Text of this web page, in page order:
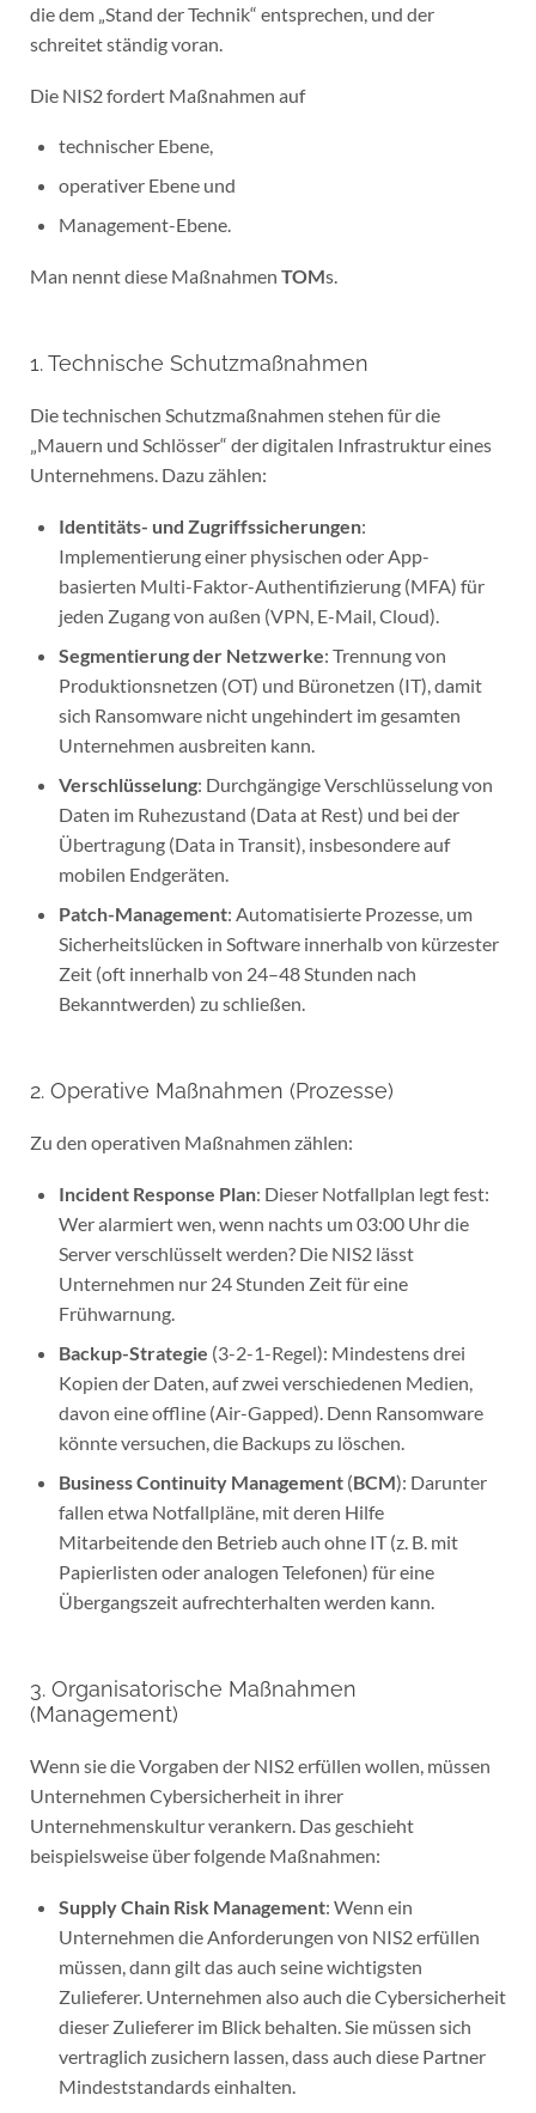
die dem „Stand der Technik“ entsprechen, und der
schreitet ständig voran.
Die NIS2 fordert Maßnahmen auf
technischer Ebene,
operativer Ebene und
Management-Ebene.
Man nennt diese Maßnahmen TOMs.
1. Technische Schutzmaßnahmen
Die technischen Schutzmaßnahmen stehen für die
„Mauern und Schlösser“ der digitalen Infrastruktur eines
Unternehmens. Dazu zählen:
Identitäts- und Zugriffssicherungen:
Implementierung einer physischen oder App-
basierten Multi-Faktor-Authentifizierung (MFA) für
jeden Zugang von außen (VPN, E-Mail, Cloud).
Segmentierung der Netzwerke: Trennung von
Produktionsnetzen (OT) und Büronetzen (IT), damit
sich Ransomware nicht ungehindert im gesamten
Unternehmen ausbreiten kann.
Verschlüsselung: Durchgängige Verschlüsselung von
Daten im Ruhezustand (Data at Rest) und bei der
Übertragung (Data in Transit), insbesondere auf
mobilen Endgeräten.
Patch-Management: Automatisierte Prozesse, um
Sicherheitslücken in Software innerhalb von kürzester
Zeit (oft innerhalb von 24–48 Stunden nach
Bekanntwerden) zu schließen.
2. Operative Maßnahmen (Prozesse)
Zu den operativen Maßnahmen zählen:
Incident Response Plan: Dieser Notfallplan legt fest:
Wer alarmiert wen, wenn nachts um 03:00 Uhr die
Server verschlüsselt werden? Die NIS2 lässt
Unternehmen nur 24 Stunden Zeit für eine
Frühwarnung.
Backup-Strategie (3-2-1-Regel): Mindestens drei
Kopien der Daten, auf zwei verschiedenen Medien,
davon eine offline (Air-Gapped). Denn Ransomware
könnte versuchen, die Backups zu löschen.
Business Continuity Management(BCM): Darunter
fallen etwa Notfallpläne, mit deren Hilfe
Mitarbeitende den Betrieb auch ohne IT (z. B. mit
Papierlisten oder analogen Telefonen) für eine
Übergangszeit aufrechterhalten werden kann.
3. Organisatorische Maßnahmen
(Management)
Wenn sie die Vorgaben der NIS2 erfüllen wollen, müssen
Unternehmen Cybersicherheit in ihrer
Unternehmenskultur verankern. Das geschieht
beispielsweise über folgende Maßnahmen:
Supply Chain Risk Management: Wenn ein
Unternehmen die Anforderungen von NIS2 erfüllen
müssen, dann gilt das auch seine wichtigsten
Zulieferer. Unternehmen also auch die Cybersicherheit
dieser Zulieferer im Blick behalten. Sie müssen sich
vertraglich zusichern lassen, dass auch diese Partner
Mindeststandards einhalten.